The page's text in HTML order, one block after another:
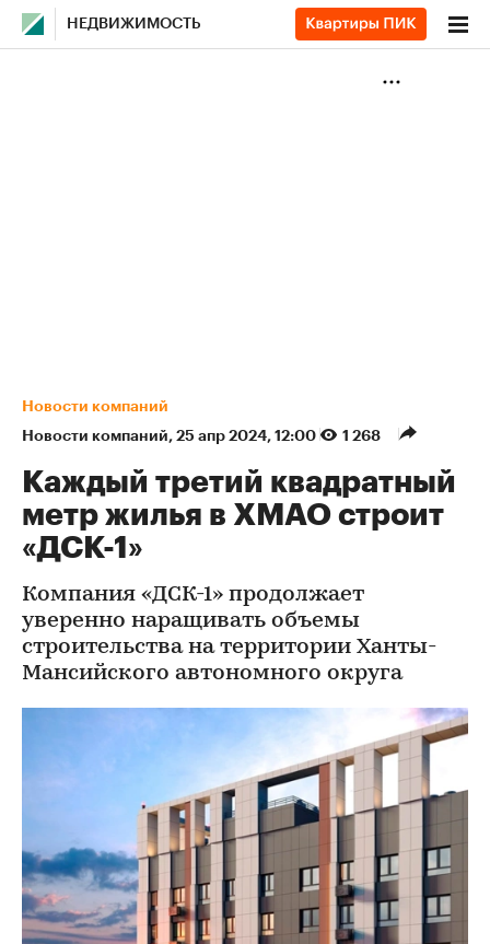
НЕДВИЖИМОСТЬ
Новости компаний
Новости компаний⁠, 25 апр 2024, 12:00 1 268
Каждый третий квадратный
метр жилья в ХМАО строит
«ДСК-1»
Компания «ДСК-1» продолжает
уверенно наращивать объемы
строительства на территории Ханты-
Мансийского автономного округа